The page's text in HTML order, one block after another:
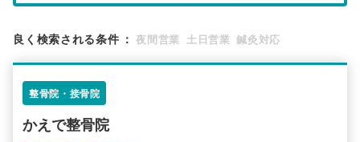
検索する
良く検索される条件 ： 夜間営業 土日営業 鍼灸対応
整骨院・接骨院
かえで整骨院